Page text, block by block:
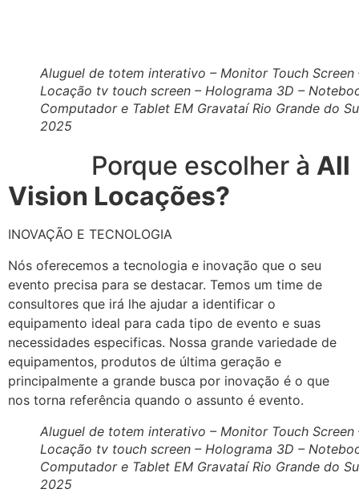
Aluguel de totem interativo – Monitor Touch Screen
Locação tv touch screen – Holograma 3D –
Computador e Tablet EM Gravataí Rio Grande do
2025
Porque escolher à All
Vision Locações?
INOVAÇÃO E TECNOLOGIA
Nós oferecemos a tecnologia e inovação que o seu
evento precisa para se destacar. Temos um time de
consultores que irá lhe ajudar a identificar o
equipamento ideal para cada tipo de evento e suas
necessidades especificas. Nossa grande variedade de
equipamentos, produtos de última geração e
principalmente a grande busca por inovação é o que
nos torna referência quando o assunto é evento.
Aluguel de totem interativo – Monitor Touch Screen
Locação tv touch screen – Holograma 3D –
Computador e Tablet EM Gravataí Rio Grande do
2025